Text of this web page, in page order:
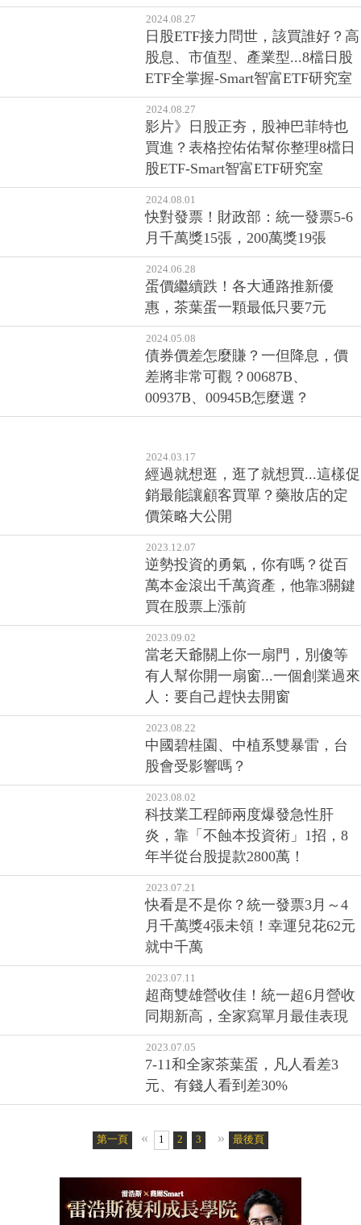
2024.08.27
日股ETF接力問世，該買誰好？高
股息、市值型、產業型...8檔日股
ETF全掌握-Smart智富ETF研究室
2024.08.27
影片》日股正夯，股神巴菲特也
買進？表格控佑佑幫你整理8檔日
股ETF-Smart智富ETF研究室
2024.08.01
快對發票！財政部：統一發票5-6
月千萬獎15張，200萬獎19張
2024.06.28
蛋價繼續跌！各大通路推新優
惠，茶葉蛋一顆最低只要7元
2024.05.08
債券價差怎麼賺？一但降息，價
差將非常可觀？00687B、
00937B、00945B怎麼選？
2024.03.17
經過就想逛，逛了就想買...這樣促
銷最能讓顧客買單？藥妝店的定
價策略大公開
2023.12.07
逆勢投資的勇氣，你有嗎？從百
萬本金滾出千萬資產，他靠3關鍵
買在股票上漲前
2023.09.02
當老天爺關上你一扇門，別傻等
有人幫你開一扇窗...一個創業過來
人：要自己趕快去開窗
2023.08.22
中國碧桂園、中植系雙暴雷，台
股會受影響嗎？
2023.08.02
科技業工程師兩度爆發急性肝
炎，靠「不蝕本投資術」1招，8
年半從台股提款2800萬！
2023.07.21
快看是不是你？統一發票3月～4
月千萬獎4張未領！幸運兒花62元
就中千萬
2023.07.11
超商雙雄營收佳！統一超6月營收
同期新高，全家寫單月最佳表現
2023.07.05
7-11和全家茶葉蛋，凡人看差3
元、有錢人看到差30%
第一頁 « 1 2 3 4 5 6
» 最後頁